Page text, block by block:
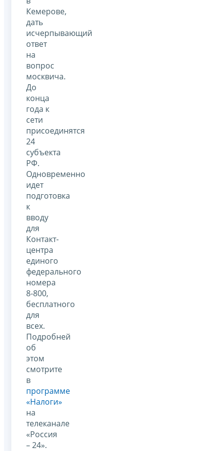
Кемерове,
дать
исчерпывающий
ответ
на
вопрос
москвича.
До
конца
года к
сети
присоединятся
24
субъекта
РФ.
Одновременно
идет
подготовка
к
вводу
для
Контакт-
центра
единого
федерального
номера
8-800,
бесплатного
для
всех.
Подробней
об
этом
смотрите
в
программе
«Налоги»
на
телеканале
«Россия
– 24».